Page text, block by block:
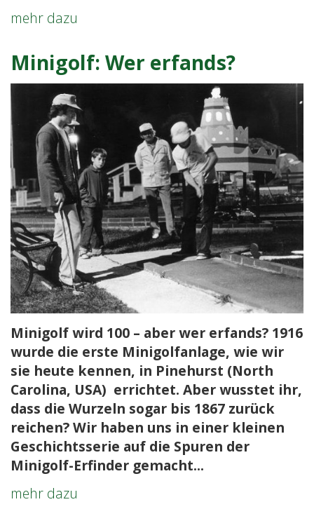
mehr dazu
erfands?
Zweiter
Minigolf: Wer erfands?
Minigolf wird 100 – aber wer erfands? 1916
wurde die erste Minigolfanlage, wie wir
sie heute kennen, in Pinehurst (North
Carolina, USA) errichtet. Aber wusstet ihr,
dass die Wurzeln sogar bis 1867 zurück
reichen? Wir haben uns in einer kleinen
Geschichtsserie auf die Spuren der
Minigolf-Erfinder gemacht...
mehr dazu